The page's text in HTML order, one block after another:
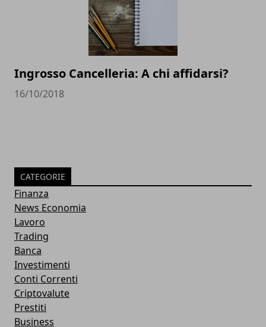
Ingrosso Cancelleria: A chi affidarsi?
16/10/2018
CATEGORIE
Finanza
News Economia
Lavoro
Trading
Banca
Investimenti
Conti Correnti
Criptovalute
Prestiti
Business